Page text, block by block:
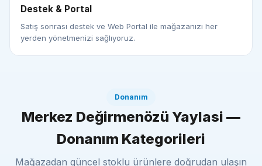
Destek & Portal
Satış sonrası destek ve Web Portal ile mağazanızı her
yerden yönetmenizi sağlıyoruz.
Donanım
Merkez Değirmenözü Yaylasi —
Donanım Kategorileri
Mağazadan güncel stoklu ürünlere doğrudan ulaşın